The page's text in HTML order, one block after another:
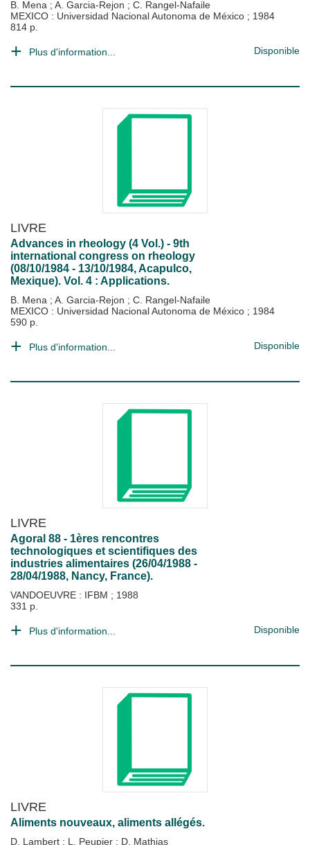
B. Mena ; A. Garcia-Rejon ; C. Rangel-Nafaile
MEXICO : Universidad Nacional Autonoma de México ; 1984
814 p.
Plus d'information... Disponible
LIVRE
Advances in rheology (4 Vol.) - 9th
international congress on rheology
(08/10/1984 - 13/10/1984, Acapulco,
Mexique). Vol. 4 : Applications.
B. Mena ; A. Garcia-Rejon ; C. Rangel-Nafaile
MEXICO : Universidad Nacional Autonoma de México ; 1984
590 p.
Plus d'information... Disponible
LIVRE
Agoral 88 - 1ères rencontres
technologiques et scientifiques des
industries alimentaires (26/04/1988 -
28/04/1988, Nancy, France).
VANDOEUVRE : IFBM ; 1988
331 p.
Plus d'information... Disponible
LIVRE
Aliments nouveaux, aliments allégés.
D. Lambert ; L. Peupier ; D. Mathias